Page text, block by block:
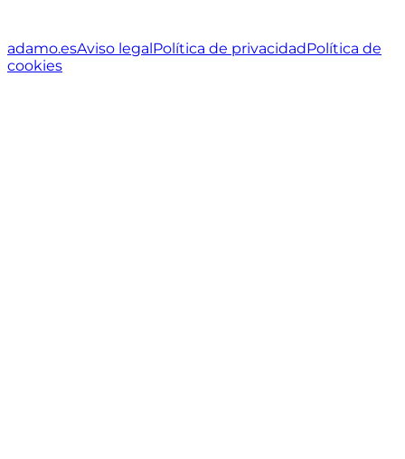
adamo.esAviso legalPolítica de privacidadPolítica de
cookies